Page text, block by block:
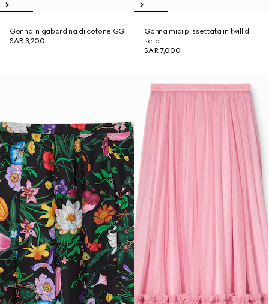
Gonna in gabardina di cotone GG
SAR 3,200
Gonna midi plissettata in twill di
seta
SAR 7,000